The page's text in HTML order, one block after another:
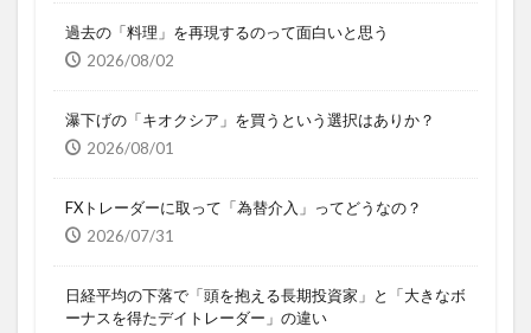
過去の「料理」を再現するのって面白いと思う
2026/08/02
瀑下げの「キオクシア」を買うという選択はありか？
2026/08/01
FXトレーダーに取って「為替介入」ってどうなの？
2026/07/31
日経平均の下落で「頭を抱える長期投資家」と「大きなボ
ーナスを得たデイトレーダー」の違い